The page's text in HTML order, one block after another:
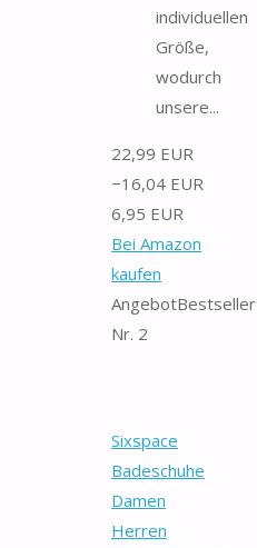
individuellen
Größe,
wodurch
unsere...
22,99 EUR
−16,04 EUR
6,95 EUR
Bei Amazon
kaufen
AngebotBestseller
Nr. 2
Sixspace
Badeschuhe
Damen
Herren